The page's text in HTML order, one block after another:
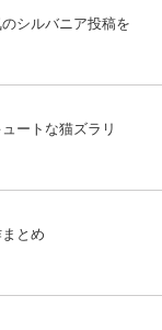
シルバニア投稿を
ートな猫ズラリ
とめ